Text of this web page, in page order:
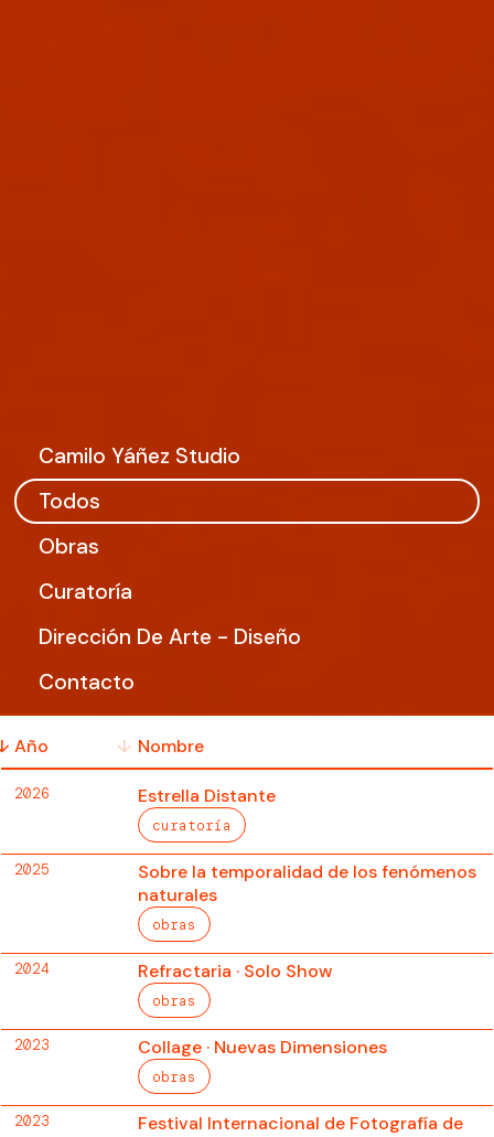
Camilo Yáñez Studio
Todos
Obras
Curatoría
Dirección De Arte - Diseño
Contacto
Año Nombre
2026 Estrella Distante
curatoría
2025
Sobre la temporalidad de los fenómenos
naturales
obras
2024 Refractaria · Solo Show
obras
2023 Collage · Nuevas Dimensiones
obras
2023
Festival Internacional de Fotografía de